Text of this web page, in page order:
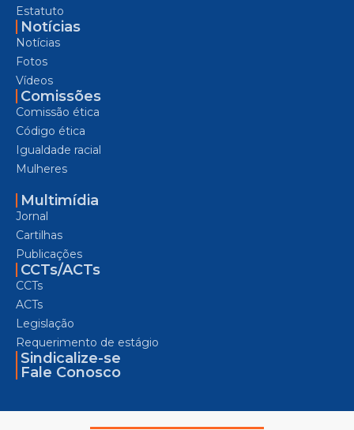
Estatuto
Notícias
Notícias
Fotos
Vídeos
Comissões
Comissão ética
Código ética
Igualdade racial
Mulheres
Multimídia
Jornal
Cartilhas
Publicações
CCTs/ACTs
CCTs
ACTs
Legislação
Requerimento de estágio
Sindicalize-se
Fale Conosco